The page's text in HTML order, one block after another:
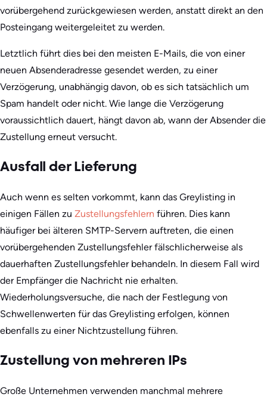
vorübergehend zurückgewiesen werden, anstatt direkt an den
Posteingang weitergeleitet zu werden.
Letztlich führt dies bei den meisten E-Mails, die von einer
neuen Absenderadresse gesendet werden, zu einer
Verzögerung, unabhängig davon, ob es sich tatsächlich um
Spam handelt oder nicht. Wie lange die Verzögerung
voraussichtlich dauert, hängt davon ab, wann der Absender die
Zustellung erneut versucht.
Ausfall der Lieferung
Auch wenn es selten vorkommt, kann das Greylisting in
einigen Fällen zu Zustellungsfehlern führen. Dies kann
häufiger bei älteren SMTP-Servern auftreten, die einen
vorübergehenden Zustellungsfehler fälschlicherweise als
dauerhaften Zustellungsfehler behandeln. In diesem Fall wird
der Empfänger die Nachricht nie erhalten.
Wiederholungsversuche, die nach der Festlegung von
Schwellenwerten für das Greylisting erfolgen, können
ebenfalls zu einer Nichtzustellung führen.
Zustellung von mehreren IPs
Große Unternehmen verwenden manchmal mehrere